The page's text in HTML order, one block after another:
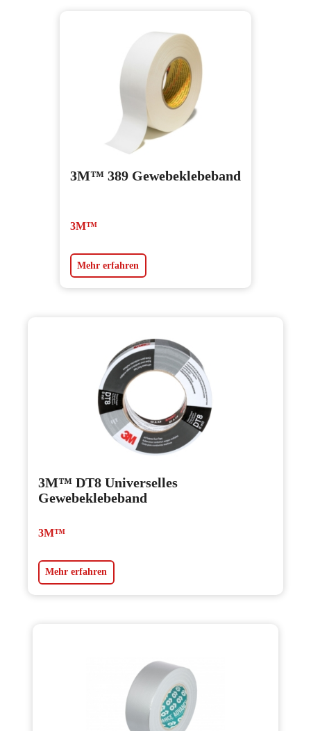
3M™ 389 Gewebeklebeband
3M™
Mehr erfahren
3M™ DT8 Universelles
Gewebeklebeband
3M™
Mehr erfahren